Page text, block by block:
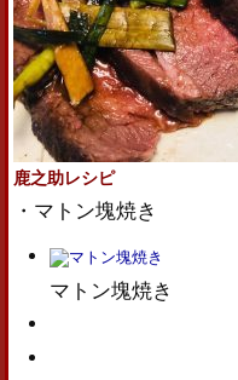
鹿之助レシピ
・マトン塊焼き
マトン塊焼き